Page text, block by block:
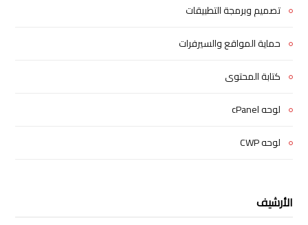
تصميم وبرمجة التطبيقات
حماية المواقع والسيرفرات
كتابة المحتوى
لوحه cPanel
لوحه CWP
الأرشيف